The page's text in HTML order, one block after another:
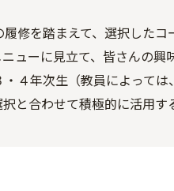
修を踏まえて、選択した
ューに見立て、皆さんの
４年次生（教員によって
と合わせて積極的に活用す